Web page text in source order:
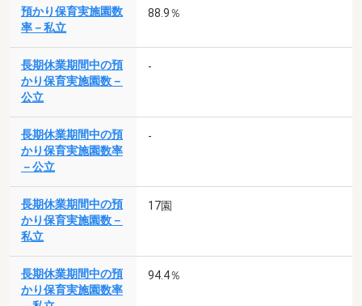
預かり保育実施園数
率－私立
88.9％
長期休業期間中の預
かり保育実施園数－
公立
-
長期休業期間中の預
かり保育実施園数率
－公立
-
長期休業期間中の預
かり保育実施園数－
私立
17園
長期休業期間中の預
かり保育実施園数率
94.4％